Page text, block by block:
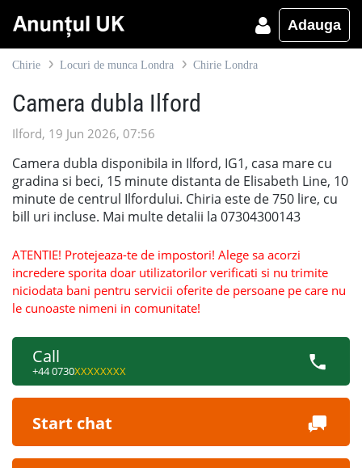
Adauga
Chirie Locuri de munca Londra Chirie Londra
Camera dubla Ilford
Ilford, 19 Jun 2026, 07:56
Camera dubla disponibila in Ilford, IG1, casa mare cu
gradina si beci, 15 minute distanta de Elisabeth Line, 10
minute de centrul Ilfordului. Chiria este de 750 lire, cu
bill uri incluse. Mai multe detalii la 07304300143
ATENTIE! Protejeaza-te de impostori! Alege sa acorzi
incredere sporita doar utilizatorilor verificati si nu trimite
niciodata bani pentru servicii oferite de persoane pe care nu
le cunoaste nimeni in comunitate!
Call
+44 0730XXXXXXXX
Start chat